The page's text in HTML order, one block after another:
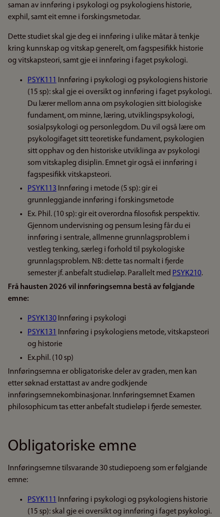
saman av innføring i psykologi og psykologiens historie,
exphil, samt eit emne i forskingsmetodar.
Dette studiet skal gje deg ei innføring i ulike måtar å tenkje
kring kunnskap og vitskap generelt, om fagspesifikk historie
og vitskapsteori, samt gje ei innføring i faget psykologi.
PSYK111
Innføring i psykologi og psykologiens historie
(15 sp): skal gje ei oversikt og innføring i faget psykologi.
Du lærer mellom anna om psykologien sitt biologiske
fundament, om minne, læring, utviklingspsykologi,
sosialpsykologi og personlegdom. Du vil også lære om
psykologifaget sitt teoretiske fundament, psykologien
sitt opphav og den historiske utviklinga av psykologi
som vitskapleg disiplin. Emnet gir også ei innføring i
fagspesifikk vitskapsteori.
PSYK113 Innføring i metode (5 sp): gir ei
grunnleggjande innføring i forskingsmetode
Ex. Phil. (10 sp): gir eit overordna filosofisk perspektiv.
Gjennom undervisning og pensum lesing får du ei
innføring i sentrale, allmenne grunnlagsproblem i
vestleg tenking, særleg i forhold til psykologiske
grunnlagsproblem. NB: dette tas normalt i fjerde
semester jf. anbefalt studieløp. Parallelt med PSYK210.
Frå hausten 2026 vil innføringsemna bestå av følgjande
emne:
PSYK130 Innføring i psykologi
PSYK131
Innføring i psykologiens metode, vitskapsteori
og historie
Ex.phil. (10 sp)
Innføringsemna er obligatoriske deler av graden, men kan
etter søknad erstattast av andre godkjende
innføringsemnekombinasjonar. Innføringsemnet Examen
philosophicum tas etter anbefalt studieløp i fjerde semester.
Obligatoriske emne
Innføringsemne tilsvarande 30 studiepoeng som er følgjande
emne:
PSYK111
Innføring i psykologi og psykologiens historie
(15 sp): skal gje ei oversikt og innføring i faget psykologi.